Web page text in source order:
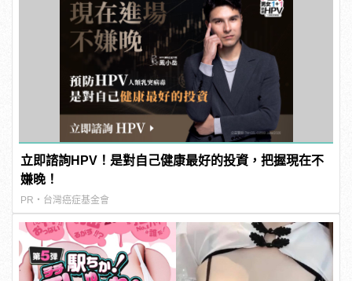
立即諮詢HPV！是對自己健康最好的投資，把握現在不
嫌晚！
PR・台灣癌症基金會